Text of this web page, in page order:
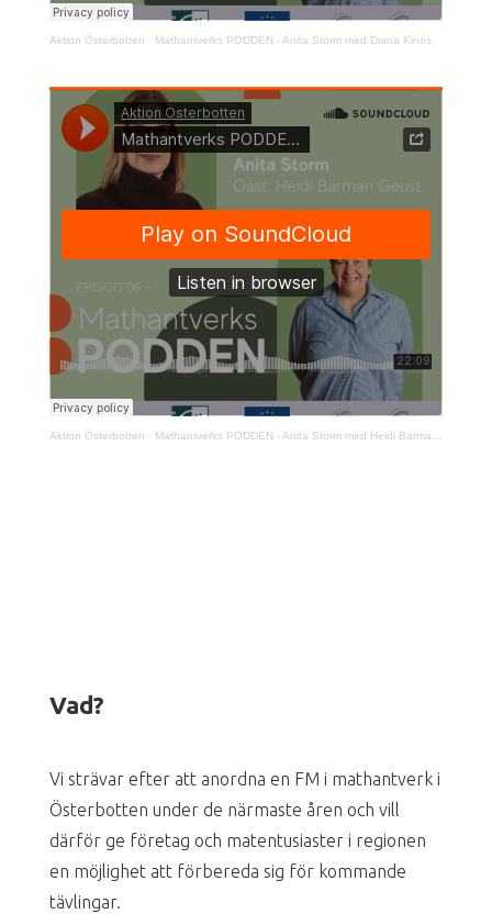
Aktion Österbotten · Mathantverks PODDEN - Anita Storm med Diana Kinos
Aktion Österbotten · Mathantverks PODDEN - Anita Storm med Heidi Barman Geust
Vad?
Vi strävar efter att anordna en FM i mathantverk i
Österbotten under de närmaste åren och vill
därför ge företag och matentusiaster i regionen
en möjlighet att förbereda sig för kommande
tävlingar.